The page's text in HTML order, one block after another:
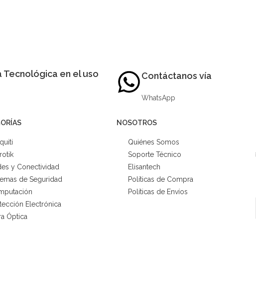
Tecnológica en el uso
Contáctanos vía
WhatsApp
y Conectividad
de Seguridad
Electrónica
Óptica
NOSOTROS
Quiénes Somos
Soporte Técnico
Elisantech
Políticas de Compra
Políticas de Envíos